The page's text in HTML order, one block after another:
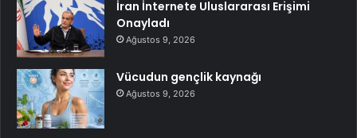
İran İnternete Uluslararası Erişimi
Onayladı
Ağustos 9, 2026
Vücudun gençlik kaynağı
Ağustos 9, 2026